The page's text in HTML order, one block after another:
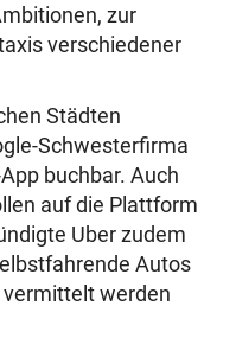
zur
verschiedener
Städten
Schwesterfirma
buchbar. Auch
auf die Plattform
Uber zudem
Autos
vermittelt werden